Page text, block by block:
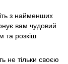
з найменших
вам чудовий
та розкіш
не тільки своєю